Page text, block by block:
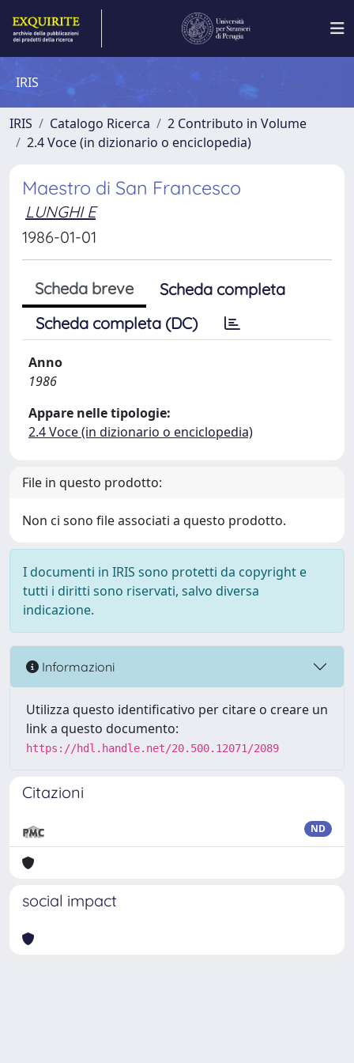
IRIS
IRIS Catalogo Ricerca
2 Contributo in Volume
2.4 Voce (in dizionario o enciclopedia)
Maestro di San Francesco
LUNGHI E
1986-01-01
Scheda breve
Scheda completa
Scheda completa (DC)
Anno
1986
Appare nelle tipologie:
2.4 Voce (in dizionario o enciclopedia)
File in questo prodotto:
Non ci sono file associati a questo prodotto.
I documenti in IRIS sono protetti da copyright e
tutti i diritti sono riservati, salvo diversa
indicazione.
Informazioni
Utilizza questo identificativo per citare o creare un
link a questo documento:
https://hdl.handle.net/20.500.12071/2089
Citazioni
ND
social impact